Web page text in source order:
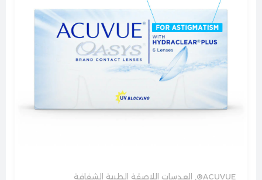
ACUVUE®
, العدسات اللاصقة الطبية الشفافة